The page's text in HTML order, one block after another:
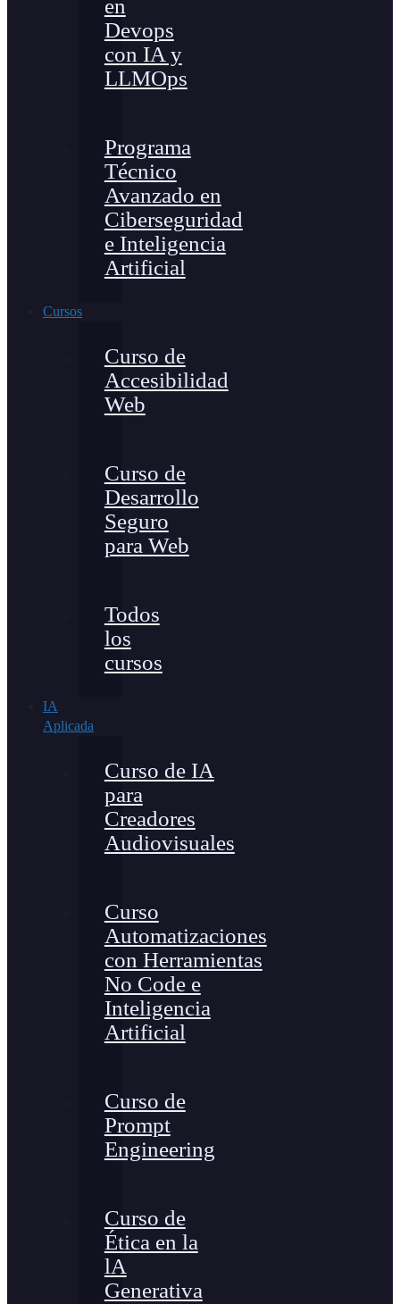
en
Devops
con IA y
LLMOps
Programa
Técnico
Avanzado en
Ciberseguridad
e Inteligencia
Artificial
Cursos
Curso de
Accesibilidad
Web
Curso de
Desarrollo
Seguro
para Web
Todos
los
cursos
IA
Aplicada
Curso de IA
para
Creadores
Audiovisuales
Curso
Automatizaciones
con Herramientas
No Code e
Inteligencia
Artificial
Curso de
Prompt
Engineering
Curso de
Ética en la
lA
Generativa